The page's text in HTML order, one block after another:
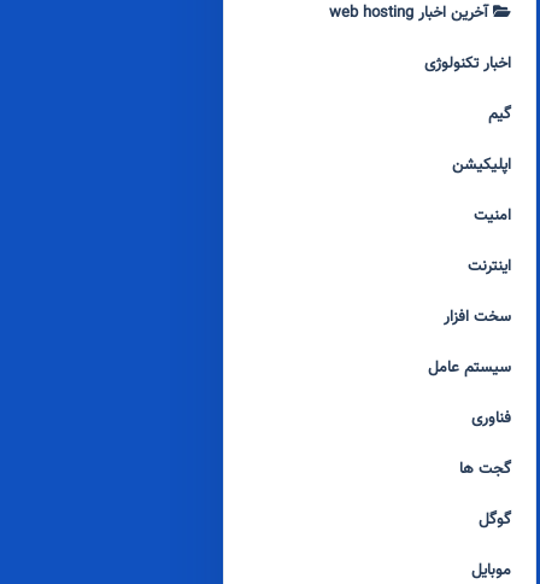
آخرین اخبار web hosting
اخبار تکنولوژی
گیم
اپلیکیشن
امنیت
اینترنت
سخت افزار
سیستم عامل
فناوری
گجت ها
گوگل
موبایل